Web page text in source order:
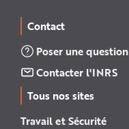
Contact
Poser une question
Contacter l'INRS
Tous nos sites
Travail et Sécurité